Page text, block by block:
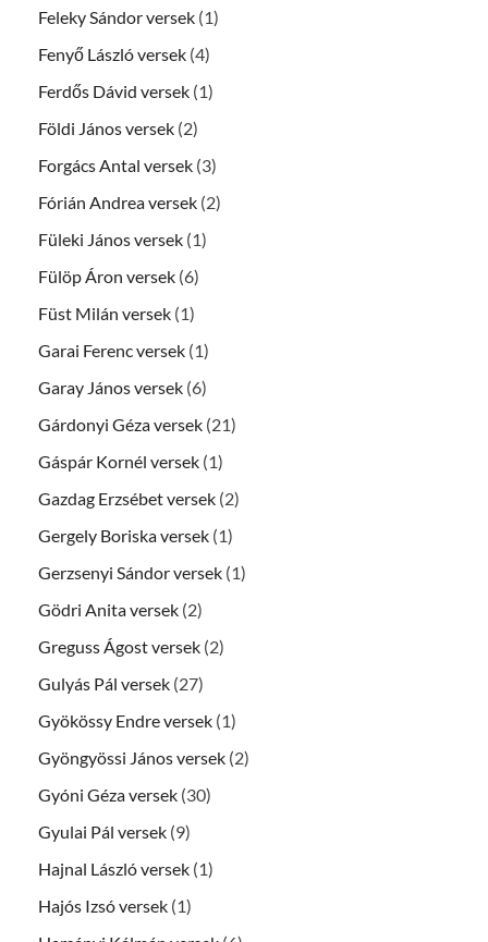
Feleky Sándor versek (1)
Fenyő László versek (4)
Ferdős Dávid versek (1)
Földi János versek (2)
Forgács Antal versek (3)
Fórián Andrea versek (2)
Füleki János versek (1)
Fülöp Áron versek (6)
Füst Milán versek (1)
Garai Ferenc versek (1)
Garay János versek (6)
Gárdonyi Géza versek (21)
Gáspár Kornél versek (1)
Gazdag Erzsébet versek (2)
Gergely Boriska versek (1)
Gerzsenyi Sándor versek (1)
Gödri Anita versek (2)
Greguss Ágost versek (2)
Gulyás Pál versek (27)
Gyökössy Endre versek (1)
Gyöngyössi János versek (2)
Gyóni Géza versek (30)
Gyulai Pál versek (9)
Hajnal László versek (1)
Hajós Izsó versek (1)